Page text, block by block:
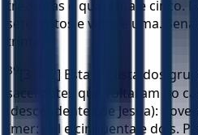
trezentas e quarenta e cinco.
setecentos e vinte e uma.
trinta.
39
[39-42] Esta é a lista dos
sacerdotes que voltaram do
(descendentes de Jesua):
Imer: mil e cinquenta e dois.